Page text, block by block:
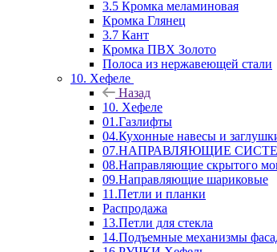
3.5 Кромка меламиновая
Кромка Глянец
3.7 Кант
Кромка ПВХ Золото
Полоса из нержавеющей стали
10. Хефеле
Назад
10. Хефеле
01.Газлифты
04.Кухонные навесы и
07.НАПРАВЛЯЮЩИЕ
08.Направляющие скрытого
09.Направляющие шариковые
11.Петли и планки
Распродажа
13.Петли для стекла
14.Подъемные механизмы